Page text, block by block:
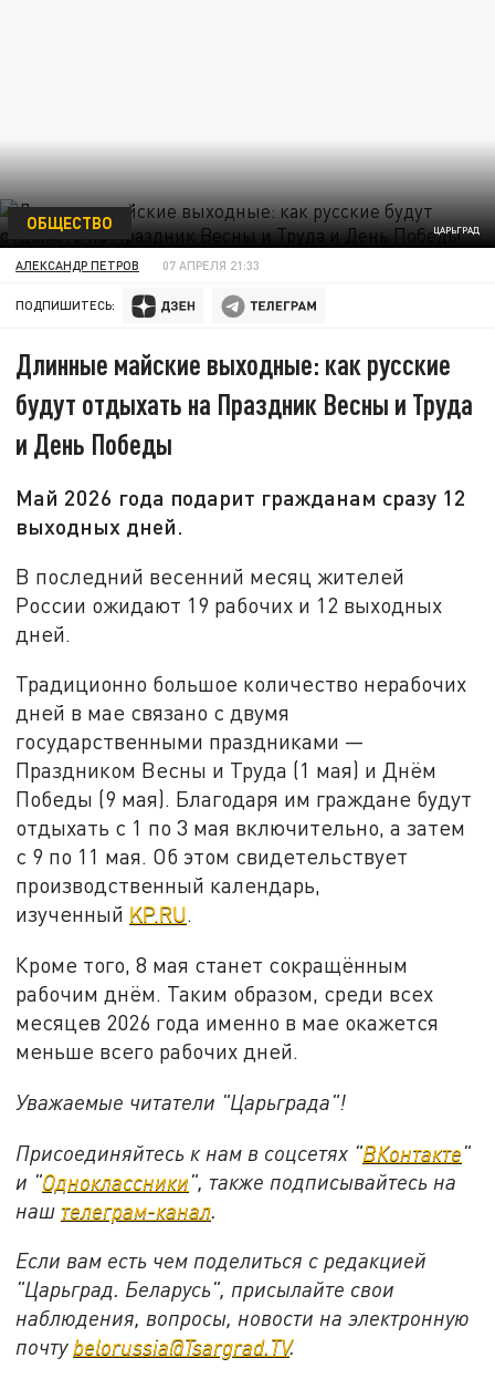
ЦАРЬГРАД
ОБЩЕСТВО
АЛЕКСАНДР ПЕТРОВ 07 АПРЕЛЯ 21:33
ПОДПИШИТЕСЬ:
Длинные майские выходные: как русские
будут отдыхать на Праздник Весны и Труда
и День Победы
Май 2026 года подарит гражданам сразу 12
выходных дней.
В последний весенний месяц жителей
России ожидают 19 рабочих и 12 выходных
дней.
Традиционно большое количество нерабочих
дней в мае связано с двумя
государственными праздниками —
Праздником Весны и Труда (1 мая) и Днём
Победы (9 мая). Благодаря им граждане будут
отдыхать с 1 по 3 мая включительно, а затем
с 9 по 11 мая. Об этом свидетельствует
производственный календарь,
изученный KP.RU.
Кроме того, 8 мая станет сокращённым
рабочим днём. Таким образом, среди всех
месяцев 2026 года именно в мае окажется
меньше всего рабочих дней.
Уважаемые читатели "Царьграда"!
Присоединяйтесь к нам в соцсетях "ВКонтакте"
и "Одноклассники", также подписывайтесь на
наш телеграм-канал
Если вам есть чем поделиться с редакцией
"Царьград. Беларусь", присылайте свои
наблюдения, вопросы, новости на электронную
почту belorussia@Tsargrad.TV.